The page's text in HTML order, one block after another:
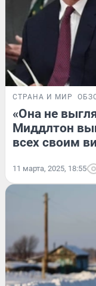
СТРАНА И МИР
«Она не
Миддлтон
всех своим
11 марта, 2025, 18:55